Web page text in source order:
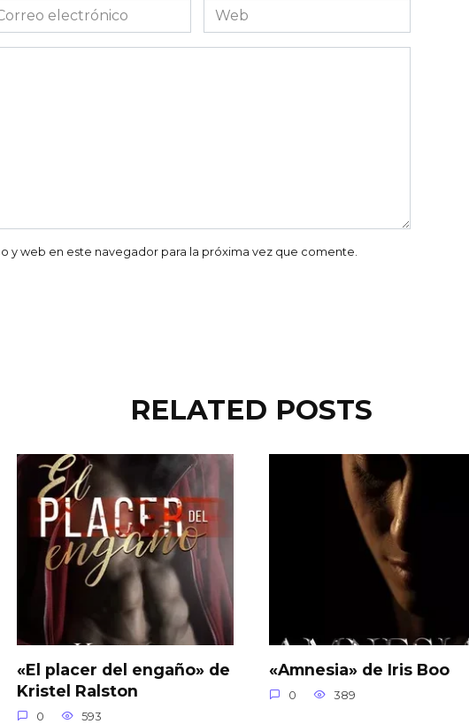
Web
y web en este navegador para la próxima vez que comente.
RELATED POSTS
«El placer del engaño» de
Kristel Ralston
0 593
«Amnesia» de Iris Boo
0 389